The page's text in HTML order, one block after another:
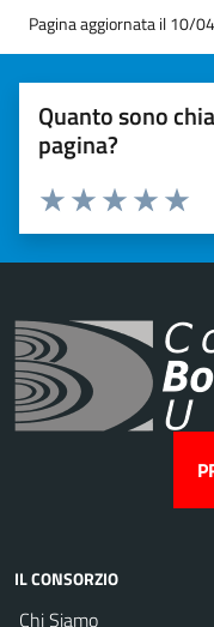
Pagina aggiornata il 10/
Quanto sono
pagina?
Valuta 4
Valuta 3
Valuta 2 stelle su
Valuta 1 stelle su 5
IL CONSORZIO
Chi Siamo